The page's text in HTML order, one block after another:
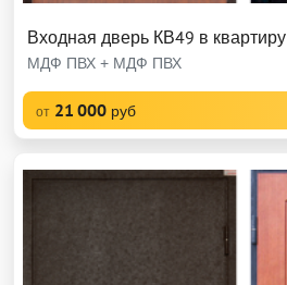
Входная дверь КВ49 в квартиру
МДФ ПВХ + МДФ ПВХ
от 21 000 руб